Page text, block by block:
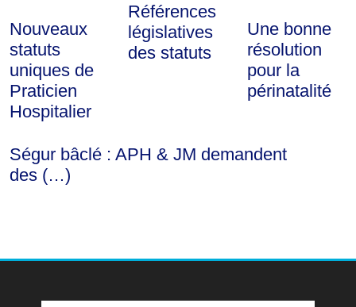
Nouveaux
statuts
uniques de
Praticien
Hospitalier
Références
législatives
des statuts
Une bonne
résolution
pour la
périnatalité
Ségur bâclé : APH & JM demandent
des (…)